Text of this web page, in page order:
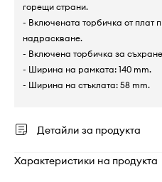
горещи страни.
- Включената торбичка от плат
надраскване.
- Включена торбичка за
- Ширина на рамката: 140 mm.
- Ширина на стъклата: 58 mm.
Детайли за продукта
Характеристики на продукта